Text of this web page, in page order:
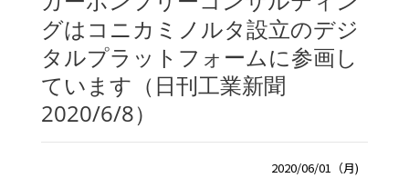
グはコニカミノルタ設立のデジ
タルプラットフォームに参画し
ています（日刊工業新聞
2020/6/8）
2020/06/01（月)